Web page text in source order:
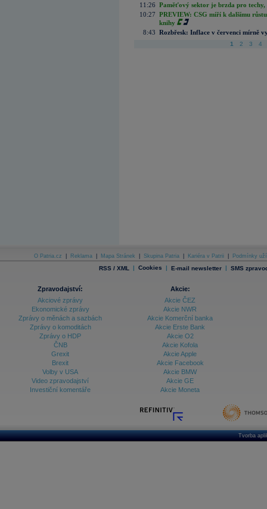
11:26 Paměťový sektor je brzda pro techy,
10:27 PREVIEW: CSG míří k dalšímu
knihy
8:43 Rozbřesk: Inflace v červenci mírně
1 2 3 4
O Patria.cz Reklama Mapa Stránek Skupina Patria Kariéra v Patrii Podmínky
RSS / XML | Cookies | E-mail newsletter | SMS
Zpravodajství:
Akciové zprávy
Ekonomické zprávy
Zprávy o měnách a sazbách
Zprávy o komoditách
Zprávy o HDP
ČNB
Grexit
Brexit
Volby v USA
Video zpravodajství
Investiční komentáře
Akcie:
Akcie ČEZ
Akcie NWR
Akcie Komerční banka
Akcie Erste Bank
Akcie O2
Akcie Kofola
Akcie Apple
Akcie Facebook
Akcie BMW
Akcie GE
Akcie Moneta
Tvorba